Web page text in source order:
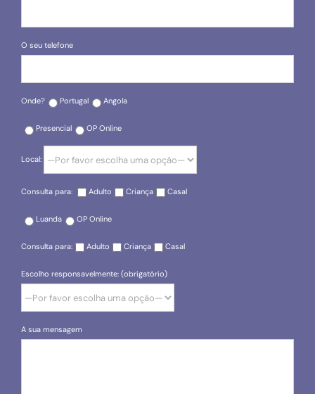
O seu telefone
Onde? Portugal Angola
Presencial OP Online
Local:
Consulta para: Adulto Criança Casal
Luanda OP Online
Consulta para: Adulto Criança Casal
Escolho responsavelmente: (obrigatório)
A sua mensagem